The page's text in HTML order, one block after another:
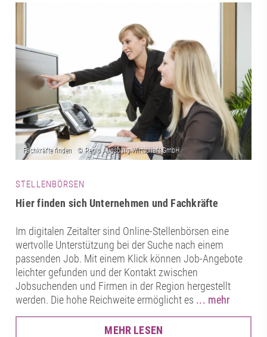
STELLENBÖRSEN
Hier finden sich Unternehmen und Fachkräfte
Im digitalen Zeitalter sind Online-Stellenbörsen eine
wertvolle Unterstützung bei der Suche nach einem
passenden Job. Mit einem Klick können Job-Angebote
leichter gefunden und der Kontakt zwischen
Jobsuchenden und Firmen in der Region hergestellt
werden. Die hohe Reichweite ermöglicht es ... mehr
MEHR LESEN